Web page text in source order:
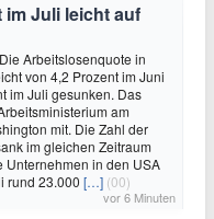
Juli leicht auf
Arbeitslosenquote in
von 4,2 Prozent im Juni
im Juli gesunken. Das
am
mit. Die Zahl der
im gleichen Zeitraum
in den USA
rund 23.000 […] (00)
vor 6 Minuten